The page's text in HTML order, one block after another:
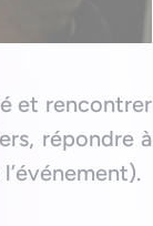
et rencontrer
répondre à
l’événement).